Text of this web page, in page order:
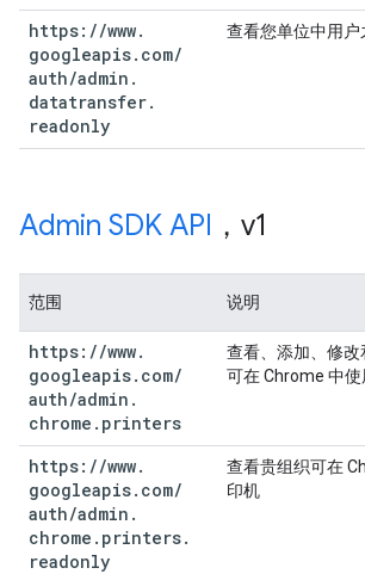
https: //www.
googleapis. com/
auth/admin .
datatransfer.
readonly
查看您单位中用
Admin SDK API ，v1
范围 说明
https: //www.
googleapis. com/
auth/admin .
chrome . printers
查看、添加、修
可在 Chrome 中
https: //www.
googleapis. com/
auth/admin .
chrome . printers.
readonly
查看贵组织可在
印机